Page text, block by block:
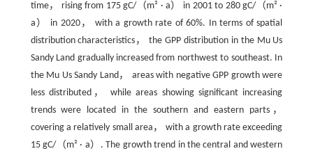
time， rising from 175 gC/（m² · a） in 2001 to 280 gC/（m² ·
a） in 2020， with a growth rate of 60%. In terms of spatial
distribution characteristics， the GPP distribution in the Mu Us
Sandy Land gradually increased from northwest to southeast. In
the Mu Us Sandy Land， areas with negative GPP growth were
less distributed， while areas showing significant increasing
trends were located in the southern and eastern parts，
covering a relatively small area， with a growth rate exceeding
15 gC/（m² · a）. The growth trend in the central and western